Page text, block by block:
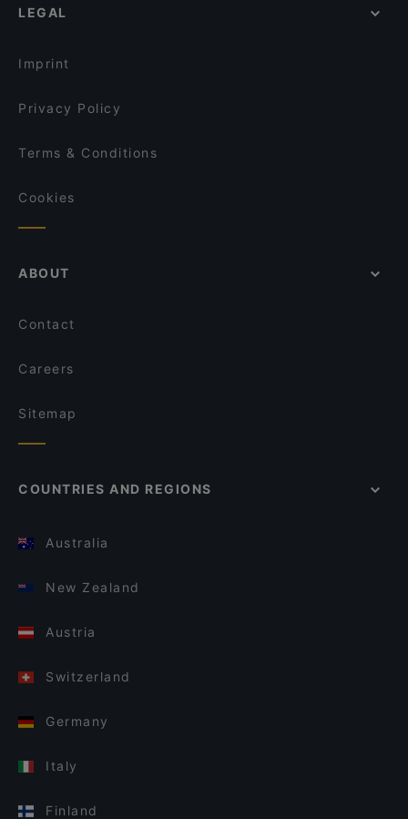
ZOBEL - Bar | Restaurant
Odysseus
Mama's African Grill Bar
Feuerwehrmuseum, Vienna
LEGAL
Imprint
Privacy Policy
Terms & Conditions
Cookies
ABOUT
Contact
Careers
Sitemap
COUNTRIES AND REGIONS
Australia
New Zealand
Austria
Switzerland
Germany
Italy
Finland